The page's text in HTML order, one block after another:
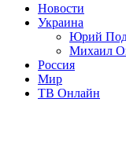
Новости
Украина
Юрий
Михаил
Россия
Мир
ТВ Онлайн